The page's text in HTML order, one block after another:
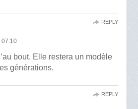
07:10
bout. Elle restera un modèle
générations.
REPLY
REPLY